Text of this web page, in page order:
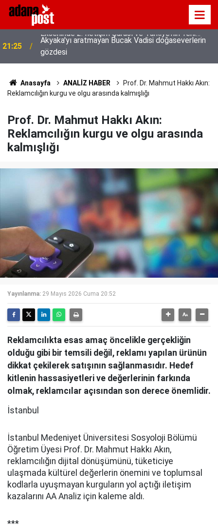
21:25
Akyaka'yı aratmayan Bucak Vadisi doğaseverlerin
gözdesi
Anasayfa ANALİZ HABER
Prof. Dr. Mahmut Hakkı Akın:
Reklamcılığın kurgu ve olgu arasında kalmışlığı
Prof. Dr. Mahmut Hakkı Akın:
Reklamcılığın kurgu ve olgu arasında
kalmışlığı
Yayınlanma: 29 Mayıs 2026 Cuma 20:52
Reklamcılıkta esas amaç öncelikle gerçekliğin
olduğu gibi bir temsili değil, reklamı yapılan ürünün
dikkat çekilerek satışının sağlanmasıdır. Hedef
kitlenin hassasiyetleri ve değerlerinin farkında
olmak, reklamcılar açısından son derece önemlidir.
İstanbul
İstanbul Medeniyet Üniversitesi Sosyoloji Bölümü
Öğretim Üyesi Prof. Dr. Mahmut Hakkı Akın,
reklamcılığın dijital dönüşümünü, tüketiciye
ulaşmada kültürel değerlerin önemini ve toplumsal
kodlarla uyuşmayan kurguların yol açtığı iletişim
kazalarını AA Analiz için kaleme aldı.
***